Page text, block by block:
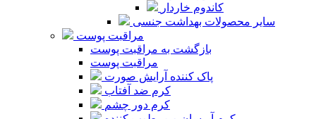
کاندوم خاردار
سایر محصولات بهداشت جنسی
مراقبت پوست
بازگشت به مراقبت پوست
مراقبت پوست
پاک کننده آرایش صورت
کرم ضد آفتاب
کرم دور چشم